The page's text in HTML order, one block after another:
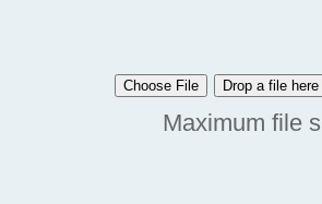
Drop a file
Choose File
Maximum file